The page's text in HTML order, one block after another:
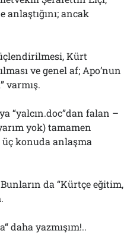
ancak
Kürt
ve genel af; Apo’nun
varmış.
“yalcın.doc”dan falan –
yok) tamamen
üç konuda anlaşma
da “Kürtçe eğitim,
daha yazmışım!..